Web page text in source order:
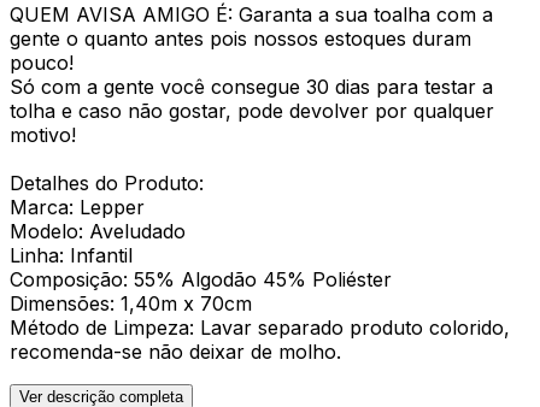
QUEM AVISA AMIGO É: Garanta a sua toalha com a
gente o quanto antes pois nossos estoques duram
pouco!
Só com a gente você consegue 30 dias para testar a
tolha e caso não gostar, pode devolver por qualquer
motivo!
Detalhes do Produto:
Marca: Lepper
Modelo: Aveludado
Linha: Infantil
Composição: 55% Algodão 45% Poliéster
Dimensões: 1,40m x 70cm
Método de Limpeza: Lavar separado produto colorido,
recomenda-se não deixar de molho.
Ver descrição completa